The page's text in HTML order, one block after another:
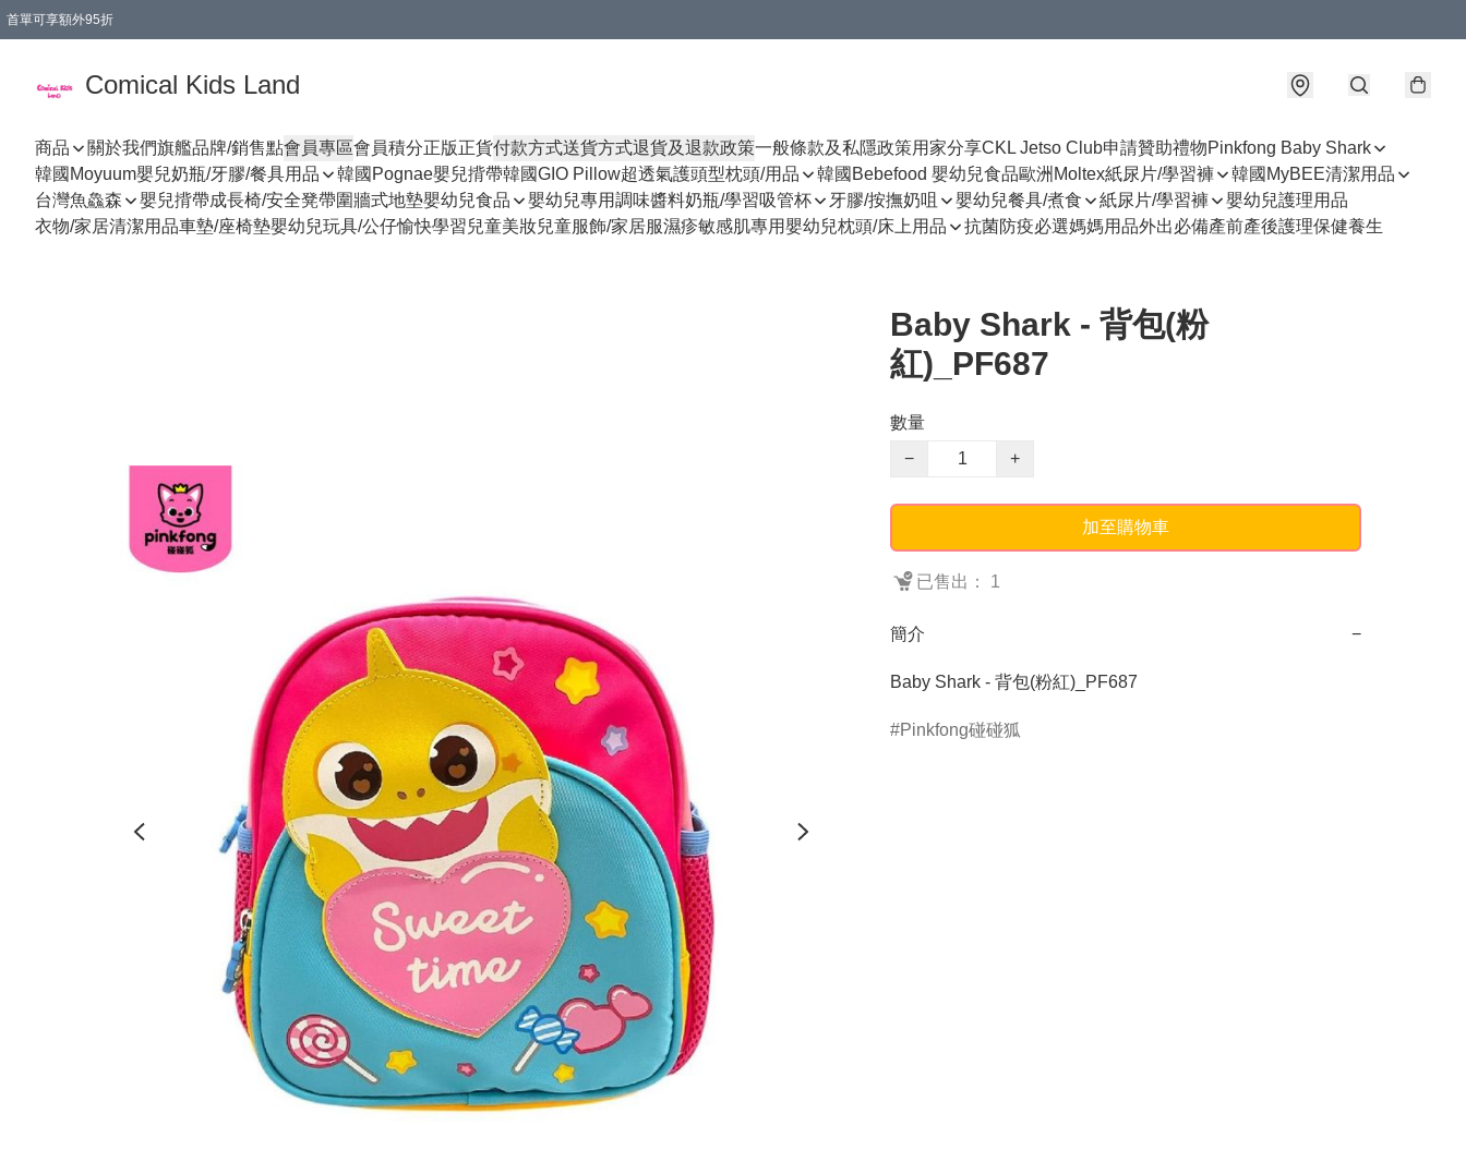
首單可享額外95折
Comical Kids Land
商品 關於我們旗艦品牌/銷售點會員專區會員積分正版正貨付款方式送貨方式退貨及退款政策一般條款及私隱政策用家分享CKL Jetso Club申請贊助禮物Pinkfong Baby Shark
韓國Moyuum嬰兒奶瓶/牙膠/餐具用品
韓國Pognae嬰兒揹帶韓國GIO Pillow超透氣護頭型枕頭/用品 韓國Bebefood 嬰幼兒食品歐洲Moltex紙尿片/學習褲
韓國MyBEE清潔用品
台灣魚鱻森
嬰兒揹帶成長椅/安全凳帶圍牆式地墊嬰幼兒食品 嬰幼兒專用調味醬料奶瓶/學習吸管杯 牙膠/按撫奶咀 嬰幼兒餐具/煮食 紙尿片/學習褲
嬰幼兒護理用品
衣物/家居清潔用品車墊/座椅墊嬰幼兒玩具/公仔愉快學習兒童美妝兒童服飾/家居服濕疹敏感肌專用嬰幼兒枕頭/床上用品 抗菌防疫必選媽媽用品外出必備產前產後護理保健養生
Baby Shark - 背包(粉
紅)_PF687
數量
−
+
加至購物車
已售出： 1
簡介 −
Baby Shark - 背包(粉紅)_PF687
Pinkfong碰碰狐